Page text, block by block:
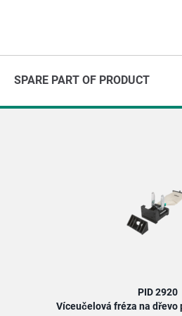
SPARE PART OF PRODUCT
PID 2920
Víceučelová fréza na dřevo